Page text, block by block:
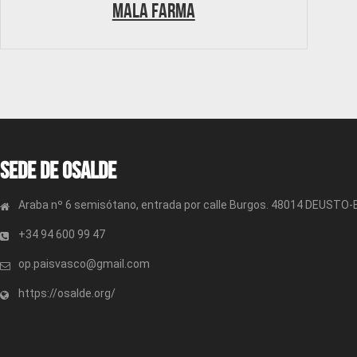
Mala farma
Sede de OSALDE
Araba nº 6 semisótano, entrada por calle Burgos. 48014 DEUSTO-
+34 94 600 99 47
op.paisvasco@gmail.com
https://osalde.org/